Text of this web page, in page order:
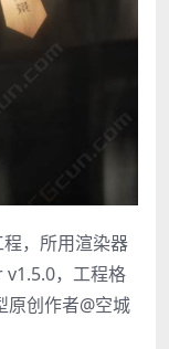
，所用渲染器
v1.5.0，工程格
原创作者@空城